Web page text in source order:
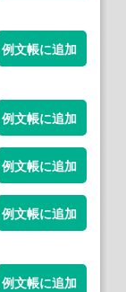
例文帳に追加
例文帳に追加
例文帳に追加
例文帳に追加
例文帳に追加